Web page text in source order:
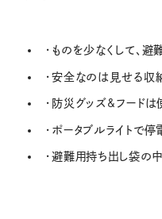
・ものを少なくして、
・安全なのは見せる収
・防災グッズ&フード
・ポータブルライトで
・避難用持ち出し袋の